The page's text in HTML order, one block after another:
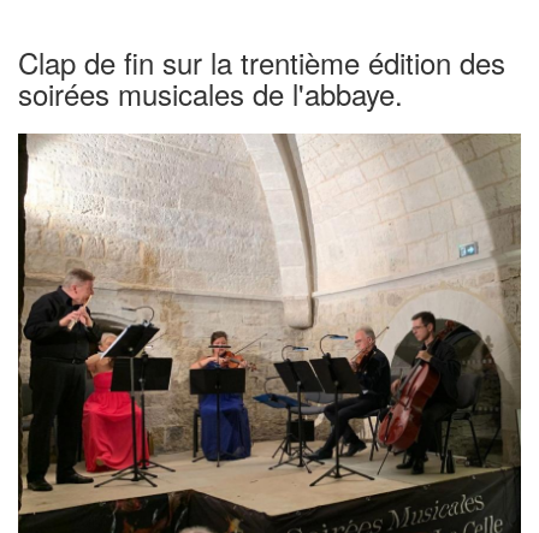
Clap de fin sur la trentième édition des
soirées musicales de l'abbaye.